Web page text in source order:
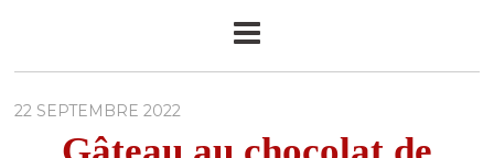
22 SEPTEMBRE 2022